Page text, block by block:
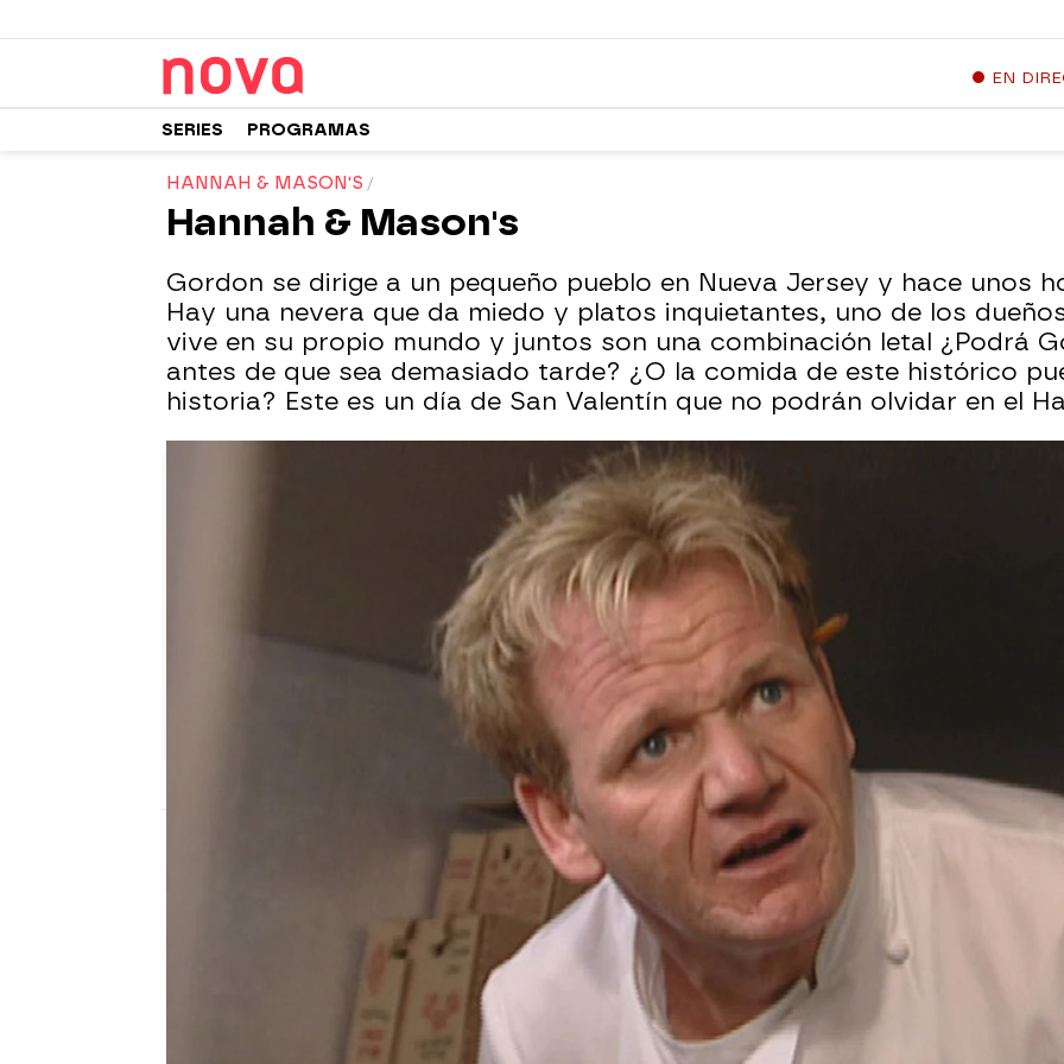
EN
SERIES PROGRAMAS
HANNAH & MASON'S
Hannah & Mason's
Gordon se dirige a un pequeño pueblo en Nueva Jersey y hace unos
Hay una nevera que da miedo y platos inquietantes, uno de los
vive en su propio mundo y juntos son una combinación letal ¿Podrá
antes de que sea demasiado tarde? ¿O la comida de este histórico
historia? Este es un día de San Valentín que no podrán olvidar en el
Whatsapp
Gordon se dirige a un pequeño pueblo en Nueva Jersey y
hace unos horribles descubrimientos. Hay una nevera que da
miedo y platos inquietantes, uno de los dueños vive asustado,
el otro vive en su propio mundo y juntos son una